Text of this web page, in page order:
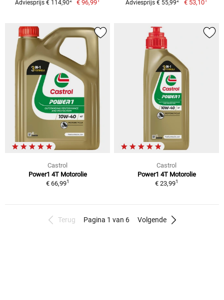
Adviesprijs € 114,90 € 96,99 Adviesprijs € 55,99 € 53,10
Castrol
Power1 4T Motorolie
€ 66,991
Castrol
Power1 4T Motorolie
€ 23,991
Terug Pagina 1 van 6 Volgende